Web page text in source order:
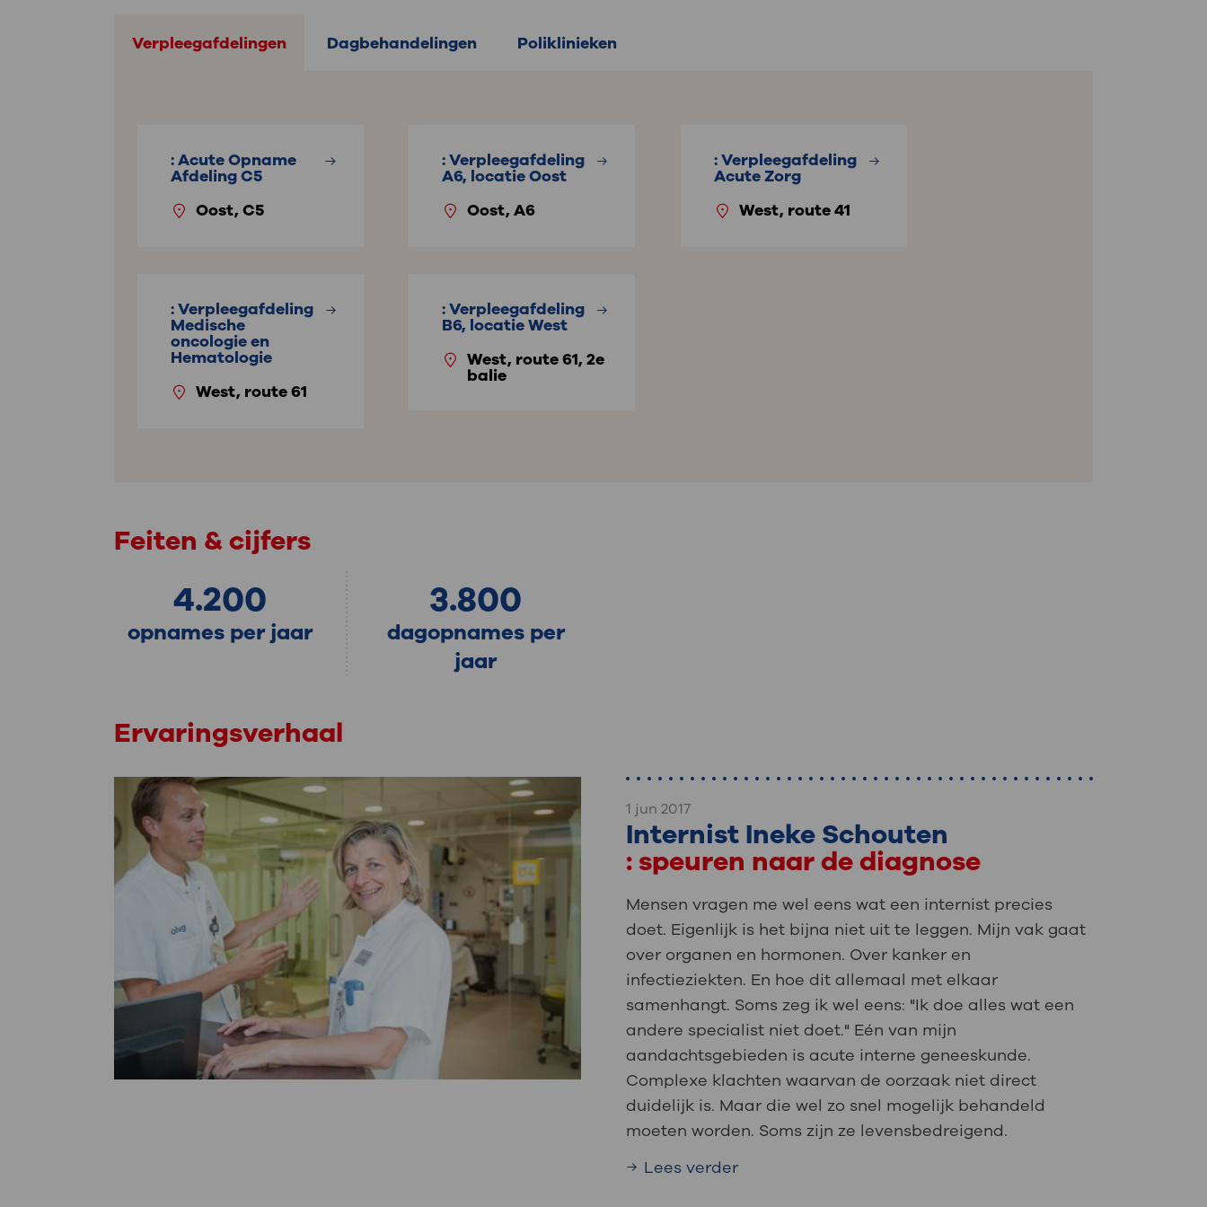
Verpleegafdelingen Dagbehandelingen Poliklinieken
: Acute Opname
Afdeling C5
Oost, C5
: Verpleegafdeling
A6, locatie Oost
Oost, A6
: Verpleegafdeling
Acute Zorg
West, route 41
: Verpleegafdeling
Medische
oncologie en
Hematologie
West, route 61
: Verpleegafdeling
B6, locatie West
West, route 61, 2e
balie
Feiten & cijfers
4.200
opnames per jaar
3.800
dagopnames per
jaar
Ervaringsverhaal
1 jun 2017
Internist Ineke Schouten
: speuren naar de diagnose
Mensen vragen me wel eens wat een internist precies
doet. Eigenlijk is het bijna niet uit te leggen. Mijn vak gaat
over organen en hormonen. Over kanker en
infectieziekten. En hoe dit allemaal met elkaar
samenhangt. Soms zeg ik wel eens: "Ik doe alles wat een
andere specialist niet doet." Eén van mijn
aandachtsgebieden is acute interne geneeskunde.
Complexe klachten waarvan de oorzaak niet direct
duidelijk is. Maar die wel zo snel mogelijk behandeld
moeten worden. Soms zijn ze levensbedreigend.
Lees verder